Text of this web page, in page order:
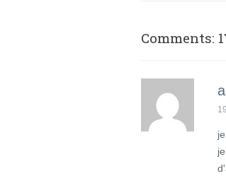
Comments: